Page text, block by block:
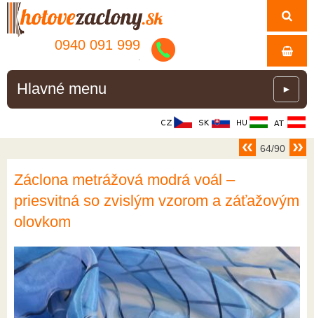
0940 091 999
Hlavné menu ►
64/90
Záclona metrážová modrá voál –
priesvitná so zvislým vzorom a záťažovým
olovkom